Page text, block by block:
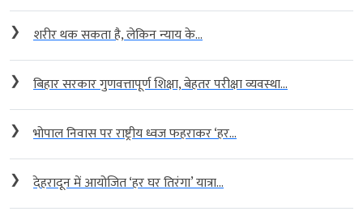
❯ शरीर थक सकता है, लेकिन न्याय के...
❯ बिहार सरकार गुणवत्तापूर्ण शिक्षा, बेहतर परीक्षा व्यवस्था...
❯ भोपाल निवास पर राष्ट्रीय ध्वज फहराकर ‘हर...
❯ देहरादून में आयोजित ‘हर घर तिरंगा’ यात्रा...